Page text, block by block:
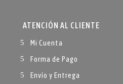
ATENCIÓN AL CLIENTE
Mi Cuenta
Forma de Pago
Envío y Entrega